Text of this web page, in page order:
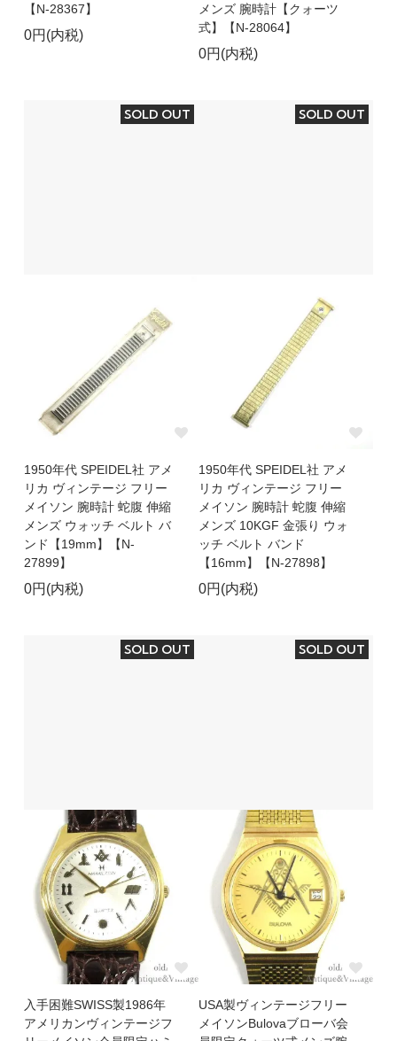
【N-28367】
0円(内税)
メンズ 腕時計【クォーツ
式】【N-28064】
0円(内税)
SOLD OUT
1950年代 SPEIDEL社 アメ
リカ ヴィンテージ フリー
メイソン 腕時計 蛇腹 伸縮
メンズ ウォッチ ベルト バ
ンド【19mm】【N-
27899】
0円(内税)
SOLD OUT
1950年代 SPEIDEL社 アメ
リカ ヴィンテージ フリー
メイソン 腕時計 蛇腹 伸縮
メンズ 10KGF 金張り ウォ
ッチ ベルト バンド
【16mm】【N-27898】
0円(内税)
SOLD OUT
入手困難SWISS製1986年
アメリカンヴィンテージフ
SOLD OUT
USA製ヴィンテージフリー
メイソンBulovaブローバ会